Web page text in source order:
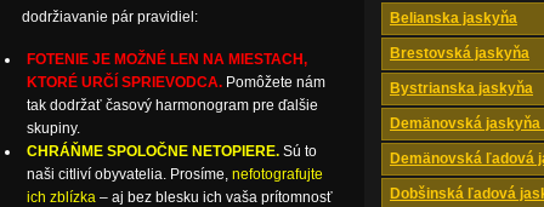
Belianska jaskyňa
Brestovská jaskyňa
Bystrianska jaskyňa
Demänovská
Demänovská ľadová
Dobšinská ľadová
dodržiavanie pár pravidiel:
FOTENIE JE MOŽNÉ LEN NA MIESTACH,
KTORÉ URČÍ SPRIEVODCA. Pomôžete nám
tak dodržať časový harmonogram pre ďalšie
skupiny.
CHRÁŇME SPOLOČNE NETOPIERE. Sú to
naši citliví obyvatelia. Prosíme, nefotografujte
ich zblízka – aj bez blesku ich vaša prítomnosť